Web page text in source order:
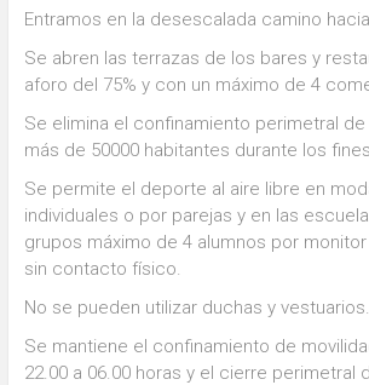
Entramos en la desescalada camino
Se abren las terrazas de los bares y
aforo del 75% y con un máximo de 4
Se elimina el confinamiento perimetral
más de 50000 habitantes durante los
Se permite el deporte al aire libre en
individuales o por parejas y en las
grupos máximo de 4 alumnos por
sin contacto físico.
No se pueden utilizar duchas y vestuarios.
Se mantiene el confinamiento de
22.00 a 06.00 horas y el cierre perimetral